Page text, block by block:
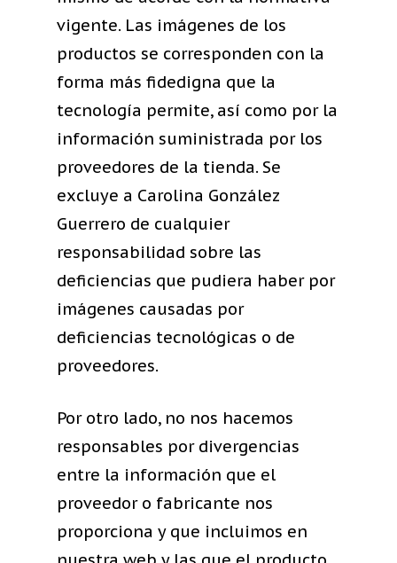
vigente. Las imágenes de los
productos se corresponden con la
forma más fidedigna que la
tecnología permite, así como por la
información suministrada por los
proveedores de la tienda. Se
excluye a Carolina González
Guerrero de cualquier
responsabilidad sobre las
deficiencias que pudiera haber por
imágenes causadas por
deficiencias tecnológicas o de
proveedores.
Por otro lado, no nos hacemos
responsables por divergencias
entre la información que el
proveedor o fabricante nos
proporciona y que incluimos en